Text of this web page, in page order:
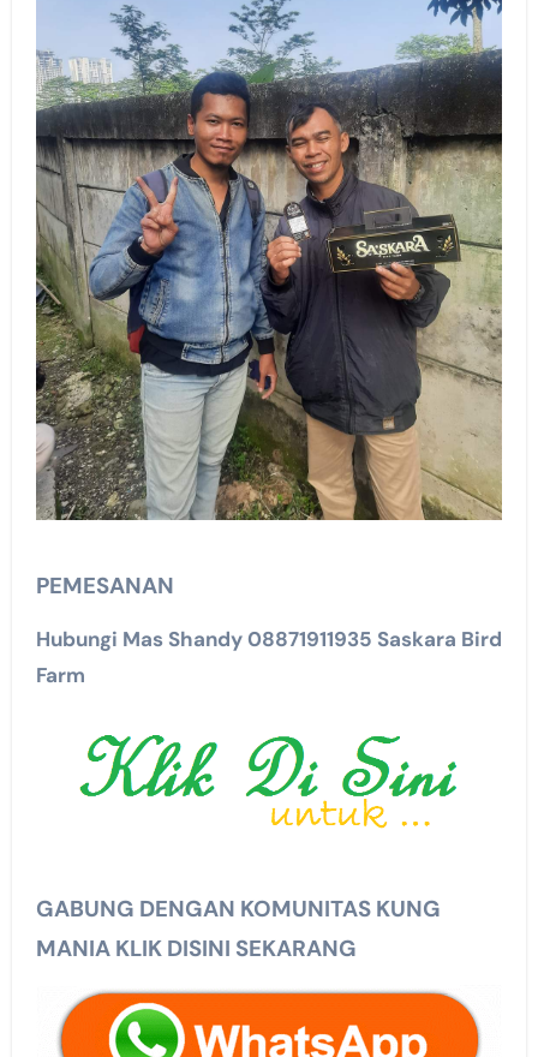
PEMESANAN
Hubungi Mas Shandy 08871911935 Saskara Bird
Farm
GABUNG DENGAN KOMUNITAS KUNG
MANIA KLIK DISINI SEKARANG